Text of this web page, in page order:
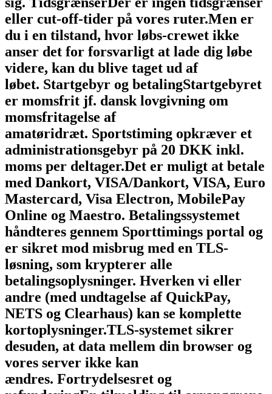
eller cut-off-tider på vores ruter.Men er
du i en tilstand, hvor løbs-crewet ikke
anser det for forsvarligt at lade dig løbe
videre, kan du blive taget ud af
løbet. Startgebyr og betalingStartgebyret
er momsfrit jf. dansk lovgivning om
momsfritagelse af
amatøridræt. Sportstiming opkræver et
administrationsgebyr på 20 DKK inkl.
moms per deltager.Det er muligt at betale
med Dankort, VISA/Dankort, VISA, Euro
Mastercard, Visa Electron, MobilePay
Online og Maestro. Betalingssystemet
håndteres gennem Sporttimings portal og
er sikret mod misbrug med en TLS-
løsning, som krypterer alle
betalingsoplysninger. Hverken vi eller
andre (med undtagelse af QuickPay,
NETS og Clearhaus) kan se komplette
kortoplysninger.TLS-systemet sikrer
desuden, at data mellem din browser og
vores server ikke kan
ændres. Fortrydelsesret og